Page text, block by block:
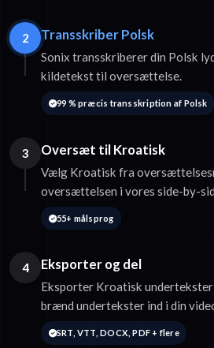
2 Transskriber Polsk
Sonix transskriberer din Polsk
kildetekst til oversættelse.
99 % præcis transskription af Polsk
3 Oversæt til Kroatisk
Vælg Kroatisk fra
oversættelsen i vores side-by-
55+ målsprog
4 Eksporter og del
Eksporter Kroatisk
brænd undertekster ind i din
SRT, VTT, DOCX, PDF + flere